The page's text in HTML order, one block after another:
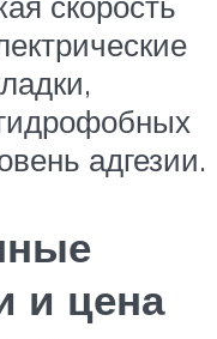
адгезии.
и цена